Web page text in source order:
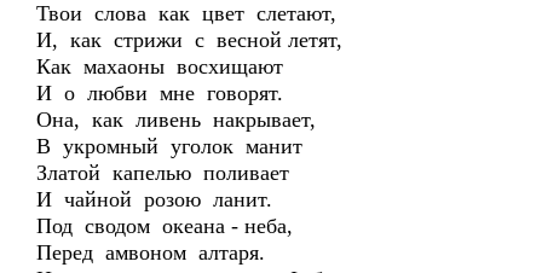
Твои слова как цвет слетают,
И, как стрижи с весной летят,
Как махаоны восхищают
И о любви мне говорят.
Она, как ливень накрывает,
В укромный уголок манит
Златой капелью поливает
И чайной розою ланит.
Под сводом океана - неба,
Перед амвоном алтаря.